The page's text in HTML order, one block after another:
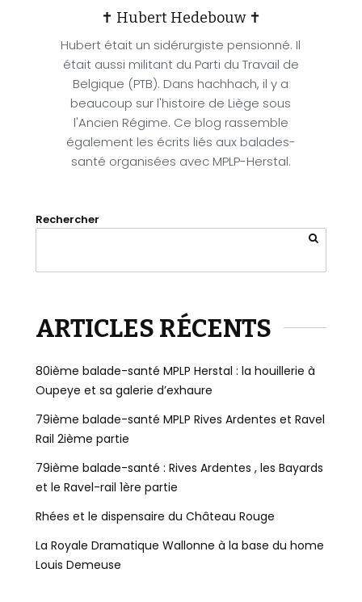
✝ Hubert Hedebouw ✝
Hubert était un sidérurgiste pensionné. Il
était aussi militant du Parti du Travail de
Belgique (PTB). Dans hachhach, il y a
beaucoup sur l'histoire de Liège sous
l'Ancien Régime. Ce blog rassemble
également les écrits liés aux balades-
santé organisées avec MPLP-Herstal.
Rechercher
ARTICLES RÉCENTS
80ième balade-santé MPLP Herstal : la houillerie à
Oupeye et sa galerie d’exhaure
79ième balade-santé MPLP Rives Ardentes et Ravel
Rail 2ième partie
79ième balade-santé : Rives Ardentes , les Bayards
et le Ravel-rail 1ère partie
Rhées et le dispensaire du Château Rouge
La Royale Dramatique Wallonne à la base du home
Louis Demeuse